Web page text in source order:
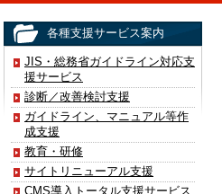
各種支援サービス案内
JIS・総務省ガイドライン対応支
援サービス
診断／改善検討支援
ガイドライン、マニュアル等作
成支援
教育・研修
サイトリニューアル支援
CMS導入トータル支援サービス